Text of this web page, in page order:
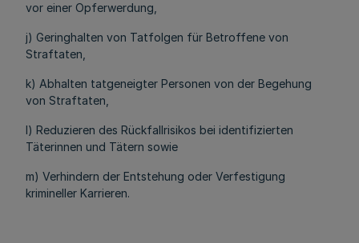
vor einer Opferwerdung,
j) Geringhalten von Tatfolgen für Betroffene von
Straftaten,
k) Abhalten tatgeneigter Personen von der Begehung
von Straftaten,
l) Reduzieren des Rückfallrisikos bei identifizierten
Täterinnen und Tätern sowie
m) Verhindern der Entstehung oder Verfestigung
krimineller Karrieren.